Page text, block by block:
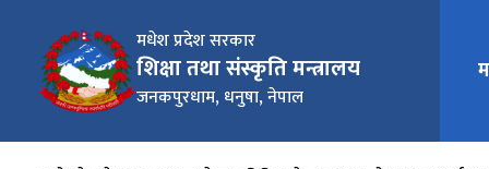
मधेश प्रदेश सरकार
शिक्षा तथा संस्कृति मन्त्रालय
जनकपुरधाम, धनुषा, नेपाल
मुख्य